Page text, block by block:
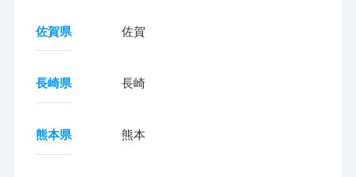
佐賀県 佐賀
長崎県 長崎
熊本県 熊本